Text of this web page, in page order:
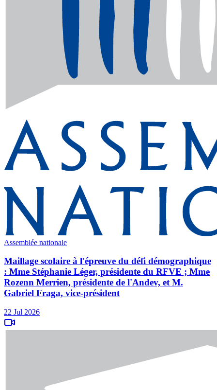
Assemblée nationale
Maillage scolaire à l'épreuve du défi démographique
: Mme Stéphanie Léger, présidente du RFVE ; Mme
Rozenn Merrien, présidente de l'Andev, et M.
Gabriel Fraga, vice-président
22 Jul 2026